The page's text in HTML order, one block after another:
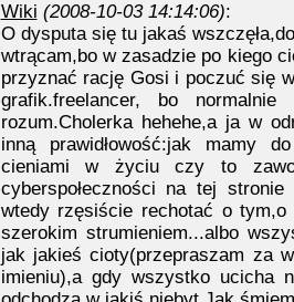
Wiki (2008-10-03 14:14:06):
O dysputa się tu jakaś
wtrącam,bo w zasadzie po kiego
przyznać rację Gosi i poczuć się
grafik.freelancer, bo
rozum.Cholerka hehehe,a ja w
inną prawidłowość:jak mamy
cieniami w życiu czy to
cyberspołeczności na tej
wtedy rzęsiście rechotać o tym,o
szerokim strumieniem...albo
jak jakieś cioty(przepraszam za
imieniu),a gdy wszystko ucicha